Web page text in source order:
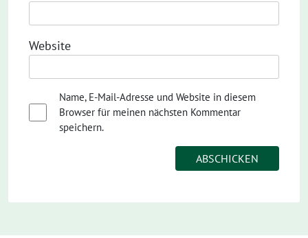
Website
Name, E-Mail-Adresse und Website in diesem
Browser für meinen nächsten Kommentar
speichern.